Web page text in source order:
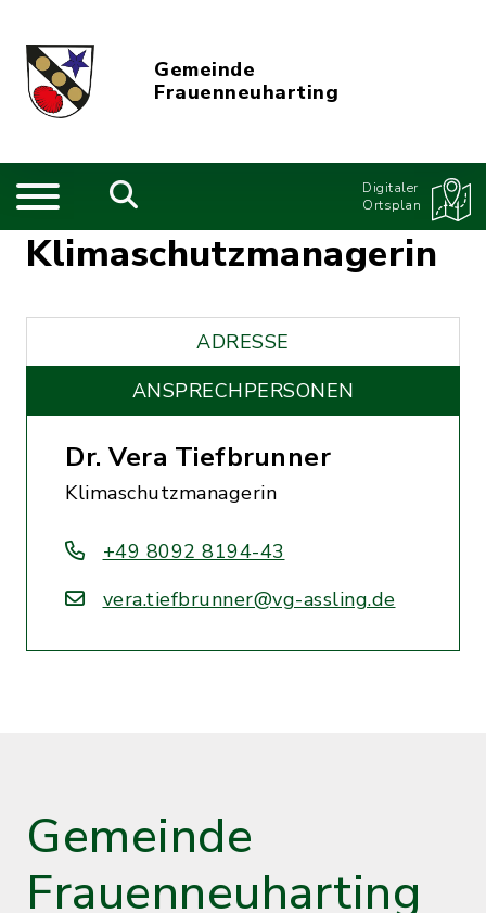
Gemeinde
Frauenneuharting
Digitaler
Ortsplan
Klimaschutzmanagerin
ADRESSE
ANSPRECHPERSONEN
Dr. Vera Tiefbrunner
Klimaschutzmanagerin
+49 8092 8194-43
vera.tiefbrunner@vg-assling.de
Gemeinde
Frauenneuharting